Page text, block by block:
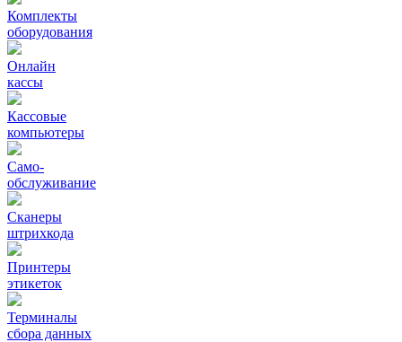
Комплекты
оборудования
Онлайн
кассы
Кассовые
компьютеры
Само-
обслуживание
Сканеры
штрихкода
Принтеры
этикеток
Терминалы
сбора данных